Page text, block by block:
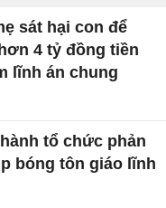
sát hại con để
4 tỷ đồng tiền
lĩnh án chung
tổ chức phản
bóng tôn giáo lĩnh